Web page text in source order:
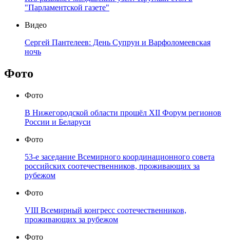
"Парламентской газете"
Видео
Сергей Пантелеев: День Супрун и Варфоломеевская
ночь
Фото
Фото
В Нижегородской области прошёл XII Форум регионов
России и Беларуси
Фото
53-е заседание Всемирного координационного совета
российских соотечественников, проживающих за
рубежом
Фото
VIII Всемирный конгресс соотечественников,
проживающих за рубежом
Фото